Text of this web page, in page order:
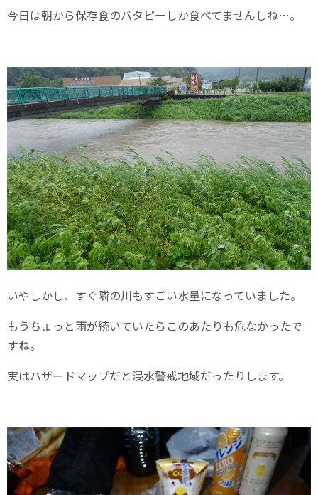
今日は朝から保存食のバタピーしか食べてませんしね…。
いやしかし、すぐ隣の川もすごい水量になっていました。
もうちょっと雨が続いていたらこのあたりも危なかったで
すね。
実はハザードマップだと浸水警戒地域だったりします。